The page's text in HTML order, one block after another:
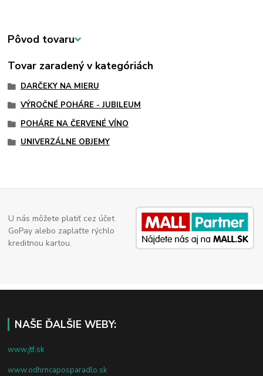
Pôvod tovaru
Tovar zaradený v kategóriách
DARČEKY NA MIERU
VÝROČNÉ POHÁRE - JUBILEUM
POHÁRE NA ČERVENÉ VÍNO
UNIVERZÁLNE OBJEMY
U nás môžete platiť cez účet
GoPay alebo zaplaťte rýchlo
kreditnou kartou.
NAŠE ĎALŠIE WEBY:
www.jtf.sk
www.odhrncaposparadlo.sk